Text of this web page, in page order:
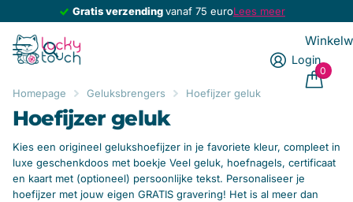
Gratis verzendingvanaf 75 euroLees meer
Gratis verzending
Login
0
Homepage Geluksbrengers Hoefijzer geluk
Hoefijzer geluk
Kies een origineel gelukshoefijzer in je favoriete kleur, compleet in
luxe geschenkdoos met boekje Veel geluk, hoefnagels, certificaat
en kaart met (optioneel) persoonlijke tekst. Personaliseer je
hoefijzer met jouw eigen GRATIS gravering! Het is al meer dan